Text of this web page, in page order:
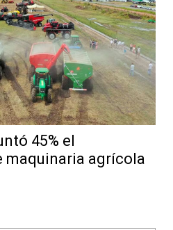
45% el
maquinaria agrícola